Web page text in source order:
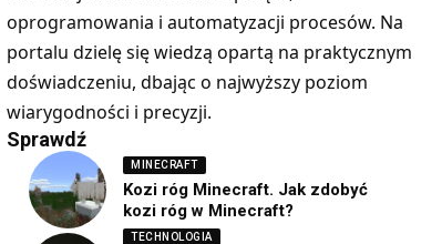
oprogramowania i automatyzacji procesów. Na
portalu dzielę się wiedzą opartą na praktycznym
doświadczeniu, dbając o najwyższy poziom
wiarygodności i precyzji.
Sprawdź
MINECRAFT
Kozi róg Minecraft. Jak zdobyć
kozi róg w Minecraft?
TECHNOLOGIA